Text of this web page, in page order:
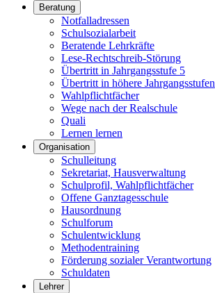
Beratung
Notfalladressen
Schulsozialarbeit
Beratende Lehrkräfte
Lese-Rechtschreib-Störung
Übertritt in Jahrgangsstufe 5
Übertritt in höhere Jahrgangsstufen
Wahlpflichtfächer
Wege nach der Realschule
Quali
Lernen lernen
Organisation
Schulleitung
Sekretariat, Hausverwaltung
Schulprofil, Wahlpflichtfächer
Offene Ganztagesschule
Hausordnung
Schulforum
Schulentwicklung
Methodentraining
Förderung sozialer Verantwortung
Schuldaten
Lehrer